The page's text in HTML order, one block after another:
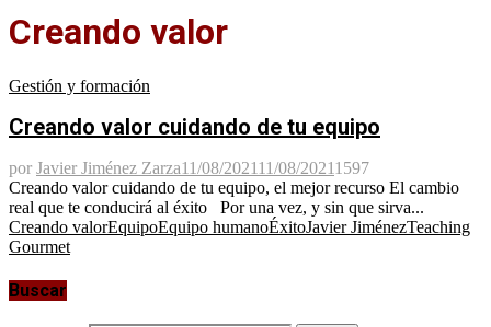
Creando valor
Gestión y formación
Creando valor cuidando de tu equipo
por Javier Jiménez Zarza11/08/202111/08/20211597
Creando valor cuidando de tu equipo, el mejor recurso El cambio
real que te conducirá al éxito Por una vez, y sin que sirva...
Creando valorEquipoEquipo humanoÉxitoJavier JiménezTeaching
Gourmet
Buscar